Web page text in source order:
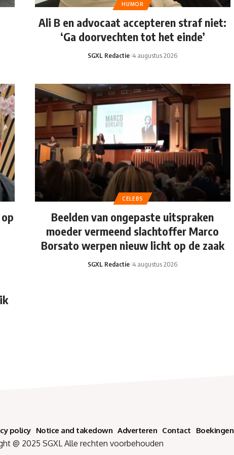
HUMOR
Ali B en advocaat accepteren straf niet:
‘Ga doorvechten tot het einde’
SGXL Redactie 4 augustus 2026
CELEBS
Beelden van ongepaste uitspraken
moeder vermeend slachtoffer Marco
Borsato werpen nieuw licht op de zaak
SGXL Redactie 4 augustus 2026
policy Notice and takedown Adverteren Contact Boekingen
SGXL Alle rechten voorbehouden